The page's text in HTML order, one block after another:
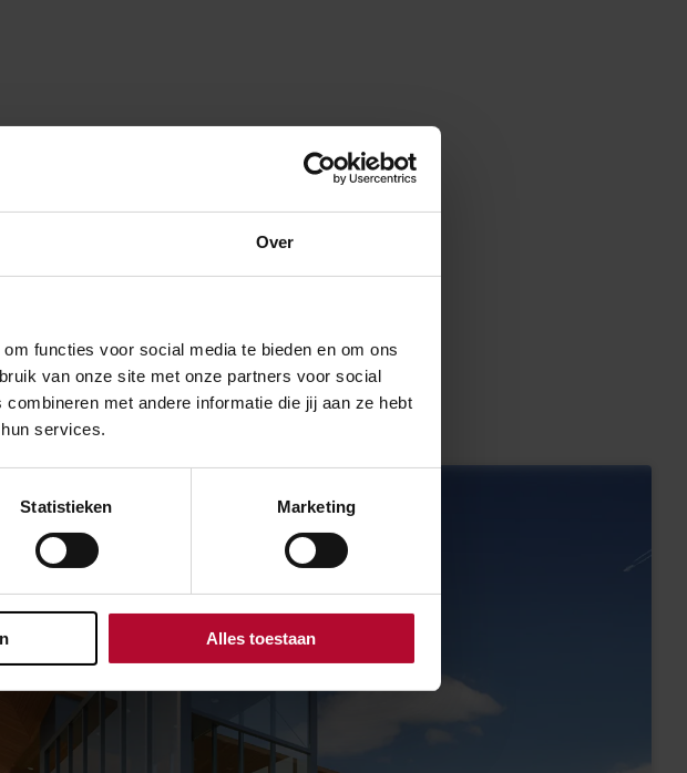
Over
functies voor social media te bieden en om ons
van onze site met onze partners voor social
met andere informatie die jij aan ze hebt
services.
Statistieken Marketing
Alles toestaan